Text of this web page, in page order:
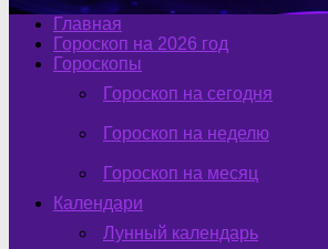
Главная
Гороскоп на 2026 год
Гороскопы
Гороскоп на сегодня
Гороскоп на неделю
Гороскоп на месяц
Календари
Лунный календарь